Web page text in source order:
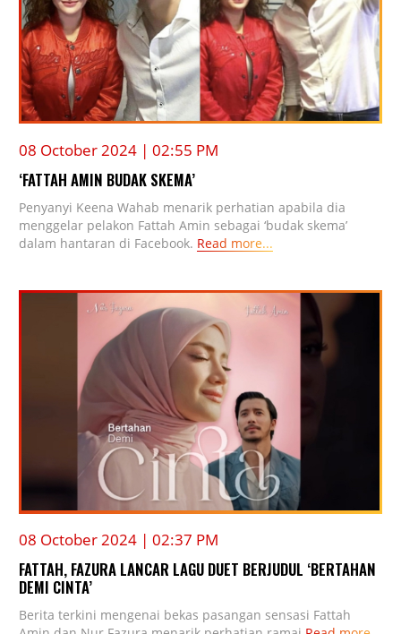
08 October 2024 | 02:55 PM
‘FATTAH AMIN BUDAK SKEMA’
Penyanyi Keena Wahab menarik perhatian apabila dia
menggelar pelakon Fattah Amin sebagai ‘budak skema’
dalam hantaran di Facebook. Read more...
08 October 2024 | 02:37 PM
FATTAH, FAZURA LANCAR LAGU DUET BERJUDUL ‘BERTAHAN
DEMI CINTA’
Berita terkini mengenai bekas pasangan sensasi Fattah